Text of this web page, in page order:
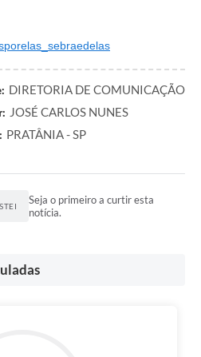
DIRETORIA DE COMUNICAÇÃO
JOSÉ CARLOS NUNES
PRATÂNIA - SP
Seja o primeiro a curtir esta
notícia.